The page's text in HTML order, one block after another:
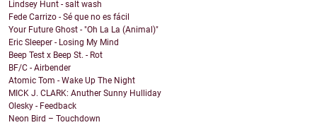
Lindsey Hunt - salt wash
Fede Carrizo - Sé que no es fácil
Your Future Ghost - "Oh La La (Animal)"
Eric Sleeper - Losing My Mind
Beep Test x Beep St. - Rot
BF/C - Airbender
Atomic Tom - Wake Up The Night
MICK J. CLARK: Anuther Sunny Hulliday
Olesky - Feedback
Neon Bird – Touchdown